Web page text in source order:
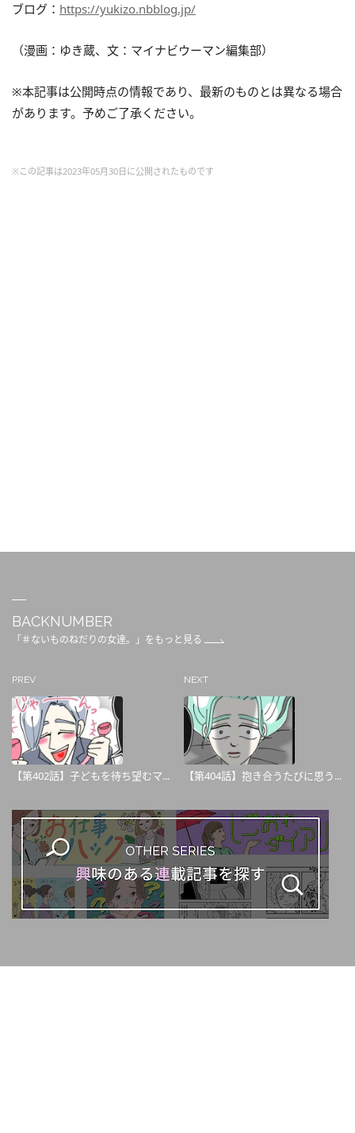
ブログ： https://yukizo.nbblog.jp/
（漫画：ゆき蔵、文：マイナビウーマン編集部）
※本記事は公開時点の情報であり、最新のものとは異なる場合
があります。予めご了承ください。
※この記事は2023年05月30日に公開されたものです
BACKNUMBER
「＃ないものねだりの女達。」をもっと見る
PREV
【第402話】子どもを待ち望むマ...
NEXT
【第404話】抱き合うたびに思う...